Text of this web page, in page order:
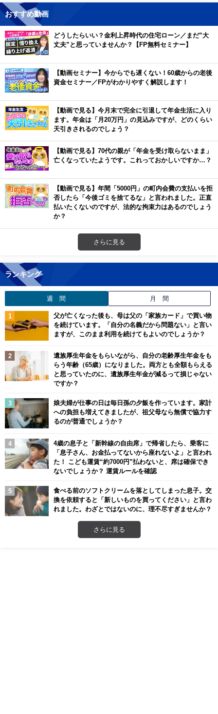
おすすめ動画
どうしたらいい？金利上昇時代の住宅ローン／まだ”大
丈夫”と思っていませんか？【FP無料セミナー】
【動画セミナー】今からでも遅くない！60歳からの老後
資金セミナー／FPがわかりやすく解説します！
【動画で見る】今月末で完全に引退して年金生活に入り
ます。年金は「月20万円」の見込みですが、どのくらい
天引きされるのでしょう？
【動画で見る】70代の親が「年金を受け取らないまま」
亡くなっていたようです。これっておかしいですか…？
【動画で見る】年間「5000円」の町内会費の支払いを拒
否したら「今後ゴミを捨てるな」と言われました。正直
払いたくないのですが、法的な拘束力はあるのでしょう
か？
さらに見る
ランキング
週 間 月 間
父が亡くなった後も、母は父の「家族カード」で買い物
を続けています。「自分の名義だから問題ない」と言い
ますが、このまま利用を続けてもよいのでしょうか？
遺族厚生年金をもらいながら、自分の老齢厚生年金をも
らう年齢（65歳）になりました。両方とも全額もらえる
と思っていたのに、遺族厚生年金が減るって損じゃない
ですか？
娘夫婦が仕事の日は毎日孫の夕飯を作っています。家計
への負担も増えてきましたが、祖父母なら無償で協力す
るのが普通でしょうか？
4歳の息子と「新幹線の自由席」で帰省したら、乗客に
「息子さん、お金払ってないから座れないよ」と言われ
た！ こども運賃“約7000円”払わないと、席は確保でき
ないでしょうか？ 運賃ルールを確認
食べる前のソフトクリームを落としてしまった息子。交
換を依頼すると「新しいものを買ってください」と言わ
れました。わざとではないのに、理不尽すぎませんか？
さらに見る